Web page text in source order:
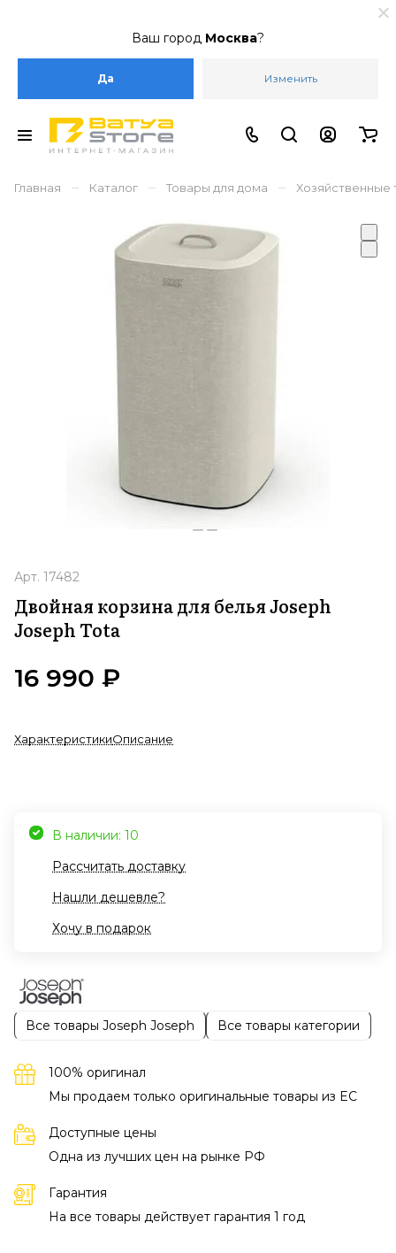
Ваш город Москва?
Да Изменить
Главная – Каталог – Товары для дома – Хозяйственные
Арт. 17482
Двойная корзина для белья Joseph
Joseph Tota
16 990 ₽
ХарактеристикиОписание
В наличии: 10
Рассчитать доставку
Нашли дешевле?
Хочу в подарок
Все товары Joseph Joseph Все товары категории
100% оригинал
Мы продаем только оригинальные товары из EC
Доступные цены
Одна из лучших цен на рынке РФ
Гарантия
На все товары действует гарантия 1 год